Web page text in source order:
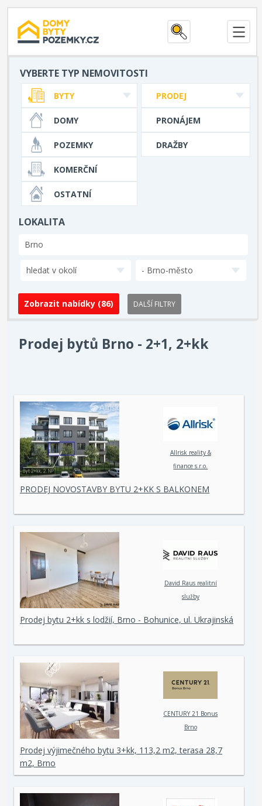
VYBERTE TYP NEMOVITOSTI
PRODEJ
PRONÁJEM
DRAŽBY
BYTY
DOMY
POZEMKY
KOMERČNÍ
OSTATNÍ
LOKALITA
hledat v okolí - Brno-město
DALŠÍ FILTRY
Prodej bytů Brno - 2+1, 2+kk
Allrisk reality &
finance s.r.o.
PRODEJ NOVOSTAVBY BYTU 2+KK S BALKONEM
David Raus realitní
služby
Prodej bytu 2+kk s lodžií, Brno - Bohunice, ul. Ukrajinská
CENTURY 21 Bonus
Brno
Prodej výjimečného bytu 3+kk, 113,2 m2, terasa 28,7
m2, Brno